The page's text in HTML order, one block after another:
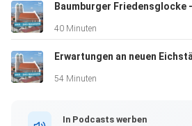
40 Minuten
54 Minuten
In Podcasts werben